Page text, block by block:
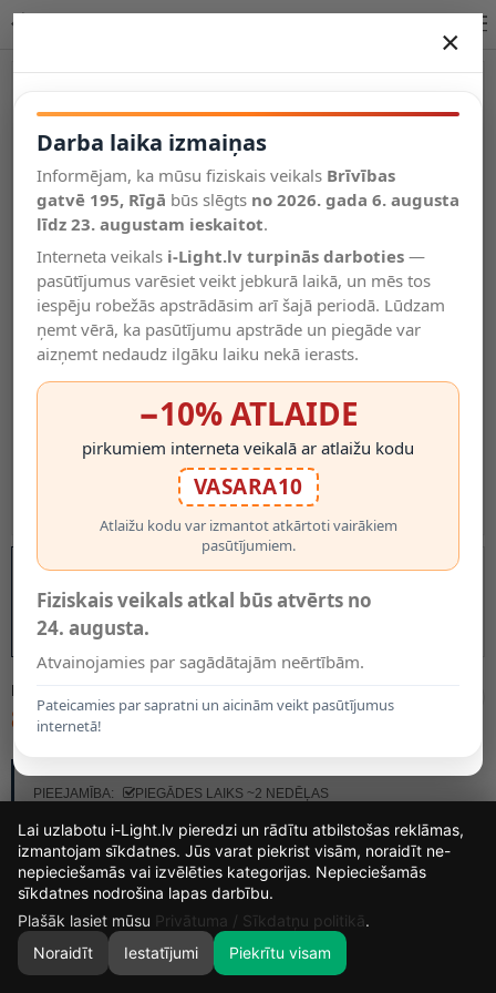
Salīdzināt
Vēlmju
saraksts
Valodas
0
MODELIS:
80.75€
PIEEJAMĪBA:
PIEGĀDES LAIKS ~2 NEDĒĻAS
×
Darba laika izmaiņas
Informējam, ka mūsu fiziskais veikals Brīvības
gatvē 195, Rīgā būs slēgts no 2026. gada 6. augusta
līdz 23. augustam ieskaitot.
Interneta veikals i-Light.lv turpinās darboties —
pasūtījumus varēsiet veikt jebkurā laikā, un mēs tos
iespēju robežās apstrādāsim arī šajā periodā. Lūdzam
ņemt vērā, ka pasūtījumu apstrāde un piegāde var
aizņemt nedaudz ilgāku laiku nekā ierasts.
−10% ATLAIDE
pirkumiem interneta veikalā ar atlaižu kodu
VASARA10
Atlaižu kodu var izmantot atkārtoti vairākiem
pasūtījumiem.
Fiziskais veikals atkal būs atvērts no
24. augusta.
Atvainojamies par sagādātajām neērtībām.
Pateicamies par sapratni un aicinām veikt pasūtījumus
internetā!
13
DIENAS
11
STUNDAS
50
MIN.
33
Lai uzlabotu i-Light.lv pieredzi un rādītu atbilstošas reklāmas,
izmantojam sīkdatnes. Jūs varat piekrist visām, noraidīt ne-
nepieciešamās vai izvēlēties kategorijas. Nepieciešamās
sīkdatnes nodrošina lapas darbību.
Plašāk lasiet mūsu Privātuma / Sīkdatņu politikā.
Noraidīt
Iestatījumi Piekrītu visam